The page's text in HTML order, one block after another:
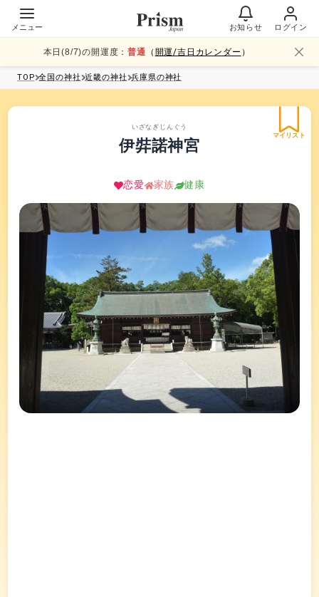
メニュー お知らせ ログイン
本日(8/7)の開運度：普通 （ 開運/吉日カレンダー ）
TOP 全国の神社 近畿の神社 兵庫県の神社
マイリスト
いざなぎじんぐう
伊弉諾神宮
恋愛 家族 健康